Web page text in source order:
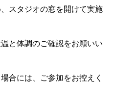
スタジオの窓を開けて実施
と体調のご確認をお願いい
合には、ご参加をお控えく